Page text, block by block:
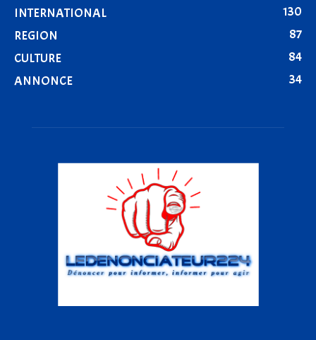
INTERNATIONAL
130
REGION
87
CULTURE
84
ANNONCE
34